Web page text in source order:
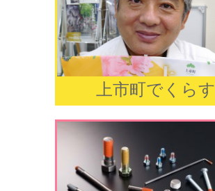
上市町でくらす